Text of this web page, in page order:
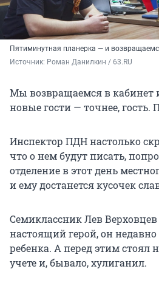
Пятиминутная планерка — и
Источник: Роман Данилкин / 63.RU
Мы возвращаемся в кабинет
новые гости — точнее, гость.
Инспектор ПДН настолько
что о нем будут писать,
отделение в этот день
и ему достанется кусочек
Семиклассник Лев
настоящий герой, он недавно
ребенка. А перед этим
учете и, бывало, хулиганил.